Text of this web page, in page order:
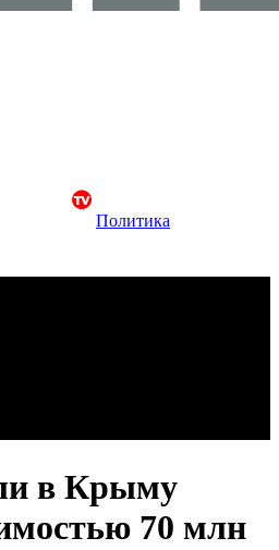
Политика
в Крыму
70 млн